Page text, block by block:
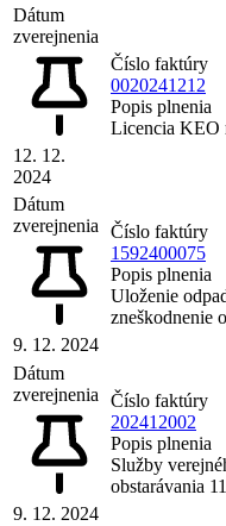
Dátum
zverejnenia
12. 12.
2024
Číslo faktúry
0020241212
Popis plnenia
Licencia KEO
Dátum
zverejnenia
9. 12. 2024
Číslo faktúry
1592400075
Popis plnenia
Uloženie
zneškodnenie
Dátum
zverejnenia
9. 12. 2024
Číslo faktúry
202412002
Popis plnenia
Služby
obstarávania